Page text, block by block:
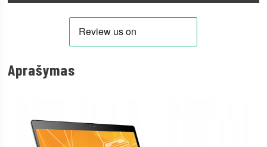
Aprašymas